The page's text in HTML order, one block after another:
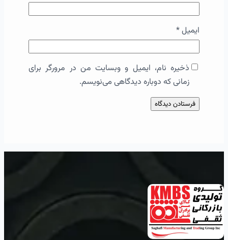
ایمیل*
ذخیره نام، ایمیل و وبسایت من در مرورگر برای
زمانی که دوباره دیدگاهی می‌نویسم.